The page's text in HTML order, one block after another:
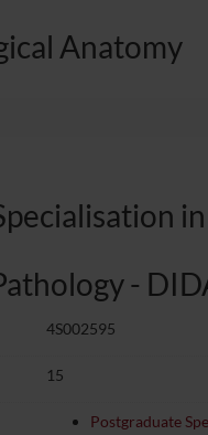
Anatomy
-
4S002595
15
Postgraduate